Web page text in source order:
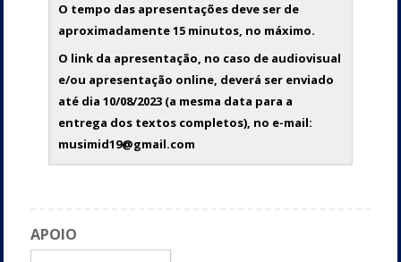
O tempo das apresentações deve ser de
aproximadamente 15 minutos, no máximo.
O link da apresentação, no caso de audiovisual
e/ou apresentação online, deverá ser enviado
até dia 10/08/2023 (a mesma data para a
entrega dos textos completos), no e-mail:
musimid19@gmail.com
APOIO